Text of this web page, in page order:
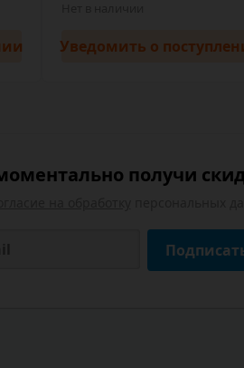
Уведомить о
получи